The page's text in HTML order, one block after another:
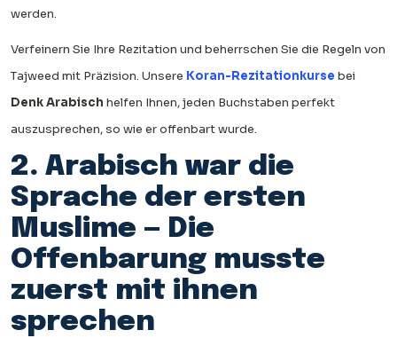
werden.
Verfeinern Sie Ihre Rezitation und beherrschen Sie die Regeln von
Tajweed mit Präzision. Unsere Koran-Rezitationkurse bei
Denk Arabisch helfen Ihnen, jeden Buchstaben perfekt
auszusprechen, so wie er offenbart wurde.
2. Arabisch war die
Sprache der ersten
Muslime — Die
Offenbarung musste
zuerst mit ihnen
sprechen